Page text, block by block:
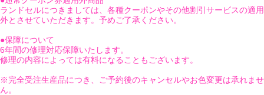
ランドセルにつきましては、各種クーポンやその他割引サービスの適用
外とさせていただきます。予めご了承ください。
●保障について
6年間の修理対応保障いたします。
修理の内容によっては有料になることもございます。
※完全受注生産品につき、ご予約後のキャンセルやお色変更は承れませ
ん。